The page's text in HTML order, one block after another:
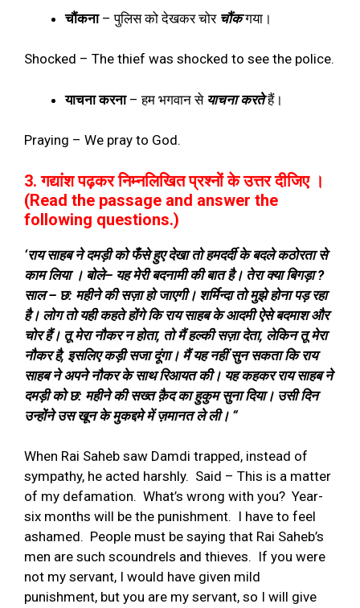
चौंकना–पुलिस को देखकर चोर चौंकगया।
Shocked – The thief was shocked to see the police.
याचना करना–हम भगवान से याचना करतेहैं।
Praying – We pray to God.
3. गद्यांश पढ़कर निम्नलिखित प्रश्नों के उत्तर दीजिए ।
(Read the passage and answer the
following questions.)
‘राय साहब ने दमड़ी को फँसे हुए देखा तो हमदर्दी के बदले कठोरता से
काम लिया । बोले– यह मेरी बदनामी की बात है। तेरा क्या बिगड़ा?
साल– छ: महीने की सज़ा हो जाएगी। शर्मिन्दा तो मुझे होना पड़ रहा
है। लोग तो यही कहते होंगे कि राय साहब के आदमी ऐसे बदमाश और
चोर हैं। तू मेरा नौकर न होता, तो मैं हल्की सज़ा देता, लेकिन तू मेरा
नौकर है, इसलिए कड़ी सजा दूंगा। मैं यह नहीं सुन सकता कि राय
साहब ने अपने नौकर के साथ रिआयत की। यह कहकर राय साहब ने
दमड़ी को छ: महीने की सख्त क़ैद का हुकुम सुना दिया। उसी दिन
उन्होंने उस खून के मुकद्दमे में ज़मानत ले ली। “
When Rai Saheb saw Damdi trapped, instead of
sympathy, he acted harshly. Said – This is a matter
of my defamation. What’s wrong with you? Year-
six months will be the punishment. I have to feel
ashamed. People must be saying that Rai Saheb’s
men are such scoundrels and thieves. If you were
not my servant, I would have given mild
punishment, but you are my servant, so I will give